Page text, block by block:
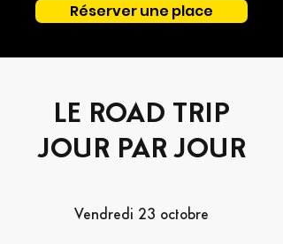
Réserver une place
LE ROAD TRIP
JOUR PAR JOUR
Vendredi 23 octobre